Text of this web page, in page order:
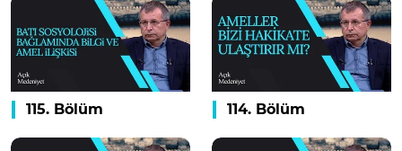
115. Bölüm 114. Bölüm